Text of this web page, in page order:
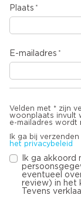
Plaats
E-mailadres
Velden met * zijn
woonplaats invult
e-mailadres wordt
Ik ga bij
het privacybeleid
Ik ga akkoord
eventueel
review) in het
Tevens